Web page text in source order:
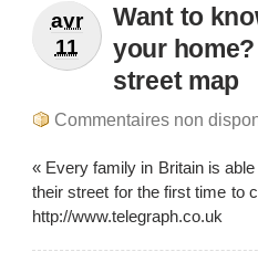
avr
11
Want to
your
street map
Commentaires non
« Every family in Britain is
their street for the first time to
http://www.telegraph.co.uk